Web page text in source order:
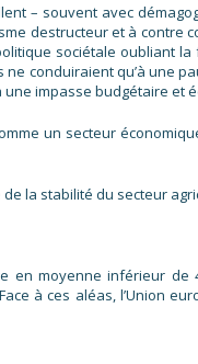
– souvent avec
destructeur et à contre
sociétale oubliant
conduiraient qu’à une
impasse budgétaire et
un secteur
la stabilité du secteur
moyenne inférieur de
à ces aléas, l’Union